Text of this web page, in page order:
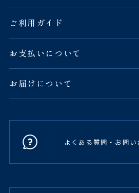
ご利用ガイド
お支払いについて
お届けについて
よくある質問・お問い